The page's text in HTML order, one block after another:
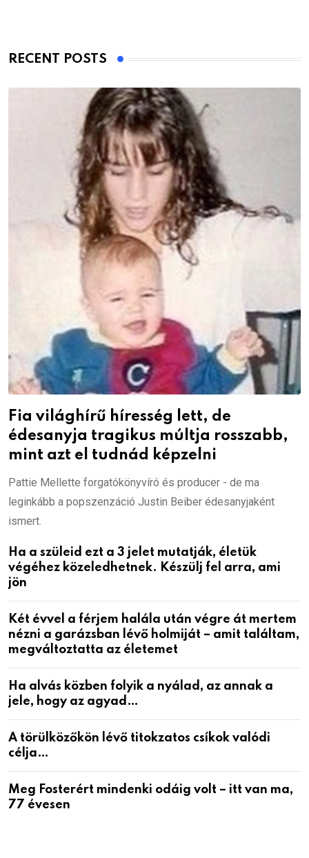
RECENT POSTS
Fia világhírű híresség lett, de
édesanyja tragikus múltja rosszabb,
mint azt el tudnád képzelni
Pattie Mellette forgatókönyvíró és producer - de ma
leginkább a popszenzáció Justin Beiber édesanyjaként
ismert.
Ha a szüleid ezt a 3 jelet mutatják, életük
végéhez közeledhetnek. Készülj fel arra, ami
jön
Két évvel a férjem halála után végre át mertem
nézni a garázsban lévő holmiját – amit találtam,
megváltoztatta az életemet
Ha alvás közben folyik a nyálad, az annak a
jele, hogy az agyad…
A törülközőkön lévő titokzatos csíkok valódi
célja…
Meg Fosterért mindenki odáig volt – itt van ma,
77 évesen